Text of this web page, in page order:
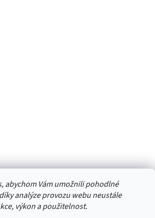
abychom Vám umožnili pohodlné
analýze provozu webu neustále
výkon a použitelnost.